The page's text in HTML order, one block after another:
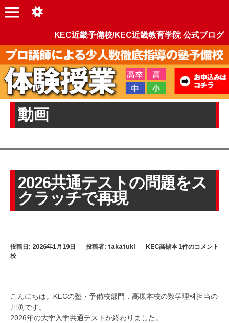
KEC近畿予備校/KEC近畿教育学院 公式ブログ
動画
2026共通テストの問題をス
クラッチで再現
1件のコメント
投稿日: 2026年1月19日 投稿者: takatuki
KEC高槻本
校
こんにちは。KECの塾・予備校部門，高槻本校の数学理科担当の
川渕です。
2026年の大学入学共通テストが終わりました。